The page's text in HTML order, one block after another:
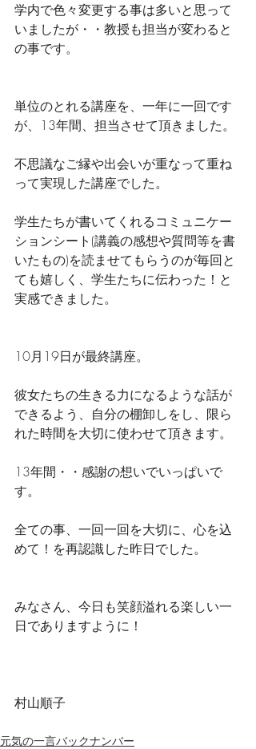
学内で色々変更する事は多いと思って
いましたが・・教授も担当が変わると
の事です。
単位のとれる講座を、一年に一回です
が、13年間、担当させて頂きました。
不思議なご縁や出会いが重なって重ね
って実現した講座でした。
学生たちが書いてくれるコミュニケー
ションシート(講義の感想や質問等を書
いたもの)を読ませてもらうのが毎回と
ても嬉しく、学生たちに伝わった！と
実感できました。
10月19日が最終講座。
彼女たちの生きる力になるような話が
できるよう、自分の棚卸しをし、限ら
れた時間を大切に使わせて頂きます。
13年間・・感謝の想いでいっぱいで
す。
全ての事、一回一回を大切に、心を込
めて！を再認識した昨日でした。
みなさん、今日も笑顔溢れる楽しい一
日でありますように！
村山順子
元気の一言バックナンバー